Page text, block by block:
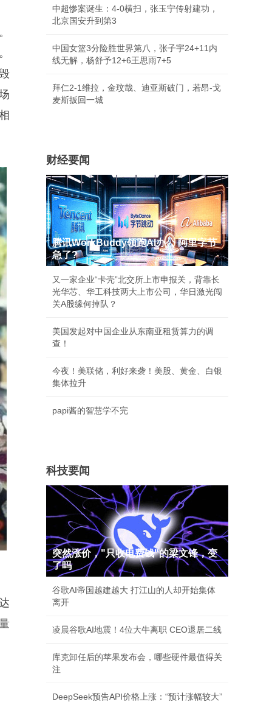
中超惨案诞生：4-0横扫，张玉宁传射建功，
北京国安升到第3
中国女篮3分险胜世界第八，张子宇24+11内
线无解，杨舒予12+6王思雨7+5
拜仁2-1维拉，金玟哉、迪亚斯破门，若昂-戈
麦斯扳回一城
财经要闻
腾讯WorkBuddy领跑AI办公 阿里字节
急了?
又一家企业“卡壳”北交所上市申报关，背靠长
光华芯、华工科技两大上市公司，华日激光闯
关A股缘何掉队？
美国发起对中国企业从东南亚租赁算力的调
查！
今夜！美联储，利好来袭！美股、黄金、白银
集体拉升
papi酱的智慧学不完
科技要闻
突然涨价，"只收电费钱"的梁文锋，变
了吗
谷歌AI帝国越建越大 打江山的人却开始集体
离开
凌晨谷歌AI地震！4位大牛离职 CEO退居二线
库克卸任后的苹果发布会，哪些硬件最值得关
注
DeepSeek预告API价格上涨：“预计涨幅较大”